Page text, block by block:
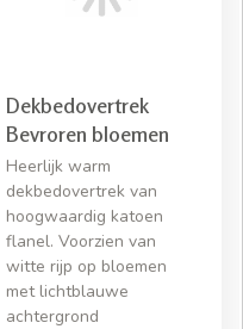
Dekbedovertrek
Bevroren bloemen
Heerlijk warm
dekbedovertrek van
hoogwaardig katoen
flanel. Voorzien van
witte rijp op bloemen
met lichtblauwe
achtergrond